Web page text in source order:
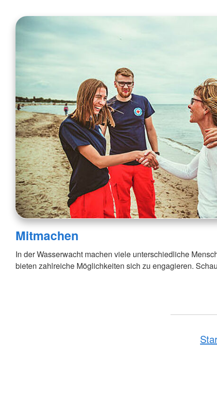
Mitmachen
In der Wasserwacht machen viele unterschiedliche
bieten zahlreiche Möglichkeiten sich zu engagieren.